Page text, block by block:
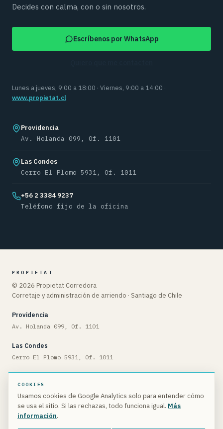
Decides con calma, con o sin nosotros.
Escríbenos por WhatsApp
Lunes a jueves, 9:00 a 18:00 · Viernes, 9:00 a 14:00 ·
www.propietat.cl
Providencia
Av. Holanda 099, Of. 1101
Las Condes
Cerro El Plomo 5931, Of. 1011
+56 2 3384 9237
Teléfono fijo de la oficina
PROPIETAT
© 2026 Propietat Corredora
Corretaje y administración de arriendo · Santiago de Chile
Providencia
Av. Holanda 099, Of. 1101
Las Condes
Cerro El Plomo 5931, Of. 1011
+56 2 3384 9237
Propiedades publicadas
Preguntas frecuentes
Quiénes somos
COOKIES
Usamos cookies de Google Analytics solo para entender cómo
se usa el sitio. Si las rechazas, todo funciona igual. Más
información.